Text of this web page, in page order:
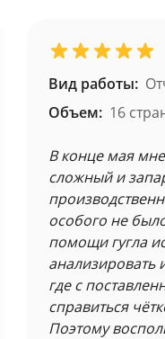
Вид работы:
Объем: 16
В конце мая
сложный и
особого не
помощи гугла
анализировать
где с
справиться
Поэтому